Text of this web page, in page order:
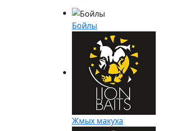
Бойлы
Жмых макуха